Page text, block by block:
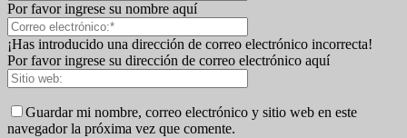
Por favor ingrese su nombre aquí
¡Has introducido una dirección de correo electrónico incorrecta!
Por favor ingrese su dirección de correo electrónico aquí
Guardar mi nombre, correo electrónico y sitio web en este
navegador la próxima vez que comente.